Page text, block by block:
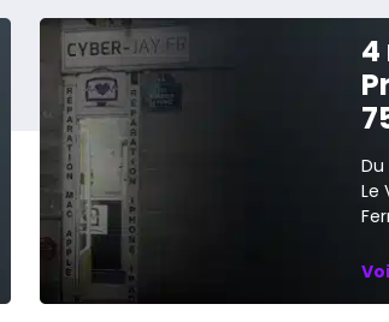
4
Du
Le